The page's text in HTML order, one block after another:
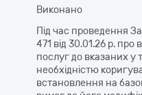
Виконано
Під час проведення
471 від 30.01.26 р.
послуг до вказаних у
необхідністю
встановлення на